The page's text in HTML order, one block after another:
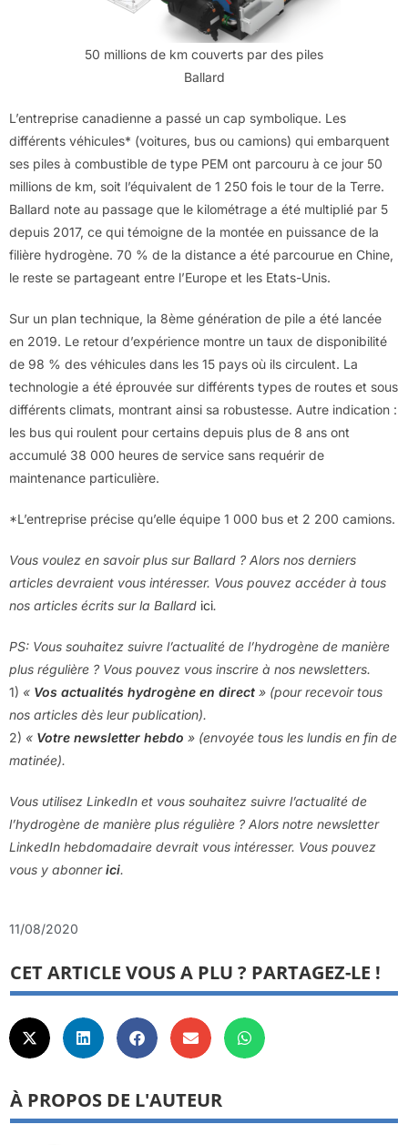
50 millions de km couverts par des piles
Ballard
L’entreprise canadienne a passé un cap symbolique. Les
différents véhicules* (voitures, bus ou camions) qui embarquent
ses piles à combustible de type PEM ont parcouru à ce jour 50
millions de km, soit l’équivalent de 1 250 fois le tour de la Terre.
Ballard note au passage que le kilométrage a été multiplié par 5
depuis 2017, ce qui témoigne de la montée en puissance de la
filière hydrogène. 70 % de la distance a été parcourue en Chine,
le reste se partageant entre l’Europe et les Etats-Unis.
Sur un plan technique, la 8ème génération de pile a été lancée
en 2019. Le retour d’expérience montre un taux de disponibilité
de 98 % des véhicules dans les 15 pays où ils circulent. La
technologie a été éprouvée sur différents types de routes et sous
différents climats, montrant ainsi sa robustesse. Autre indication :
les bus qui roulent pour certains depuis plus de 8 ans ont
accumulé 38 000 heures de service sans requérir de
maintenance particulière.
*L’entreprise précise qu’elle équipe 1 000 bus et 2 200 camions.
Vous voulez en savoir plus sur Ballard ? Alors nos derniers
articles devraient vous intéresser. Vous pouvez accéder à tous
nos articles écrits sur la Ballard ici.
PS: Vous souhaitez suivre l’actualité de l’hydrogène de manière
plus régulière ? Vous pouvez vous inscrire à nos newsletters.
1) « Vos actualités hydrogène en direct » (pour recevoir tous
nos articles dès leur publication).
2) « Votre newsletter hebdo » (envoyée tous les lundis en fin de
matinée).
Vous utilisez LinkedIn et vous souhaitez suivre l’actualité de
l’hydrogène de manière plus régulière ? Alors notre newsletter
LinkedIn hebdomadaire devrait vous intéresser. Vous pouvez
vous y abonnerici.
11/08/2020
CET ARTICLE VOUS A PLU ? PARTAGEZ-LE !
À PROPOS DE L'AUTEUR